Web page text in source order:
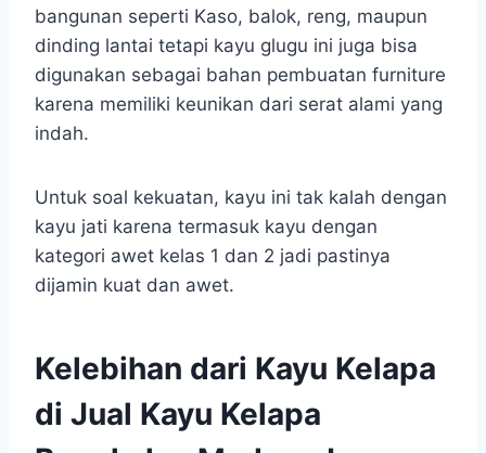
bangunan seperti Kaso, balok, reng, maupun
dinding lantai tetapi kayu glugu ini juga bisa
digunakan sebagai bahan pembuatan furniture
karena memiliki keunikan dari serat alami yang
indah.
Untuk soal kekuatan, kayu ini tak kalah dengan
kayu jati karena termasuk kayu dengan
kategori awet kelas 1 dan 2 jadi pastinya
dijamin kuat dan awet.
Kelebihan dari Kayu Kelapa
di Jual Kayu Kelapa